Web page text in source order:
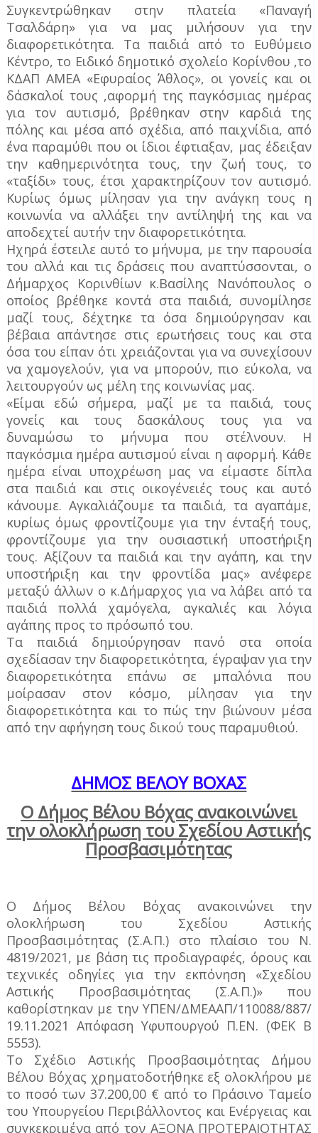
Συγκεντρώθηκαν στην πλατεία «Παναγή
Τσαλδάρη» για να μας μιλήσουν για την
διαφορετικότητα. Τα παιδιά από το Ευθύμειο
Κέντρο, το Ειδικό δημοτικό σχολείο Κορίνθου ,το
ΚΔΑΠ ΑΜΕΑ «Εφυραίος Άθλος», οι γονείς και οι
δάσκαλοί τους ,αφορμή της παγκόσμιας ημέρας
για τον αυτισμό, βρέθηκαν στην καρδιά της
πόλης και μέσα από σχέδια, από παιχνίδια, από
ένα παραμύθι που οι ίδιοι έφτιαξαν, μας έδειξαν
την καθημερινότητα τους, την ζωή τους, το
«ταξίδι» τους, έτσι χαρακτηρίζουν τον αυτισμό.
Κυρίως όμως μίλησαν για την ανάγκη τους η
κοινωνία να αλλάξει την αντίληψή της και να
αποδεχτεί αυτήν την διαφορετικότητα.
Ηχηρά έστειλε αυτό το μήνυμα, με την παρουσία
του αλλά και τις δράσεις που αναπτύσσονται, ο
Δήμαρχος Κορινθίων κ.Βασίλης Νανόπουλος ο
οποίος βρέθηκε κοντά στα παιδιά, συνομίλησε
μαζί τους, δέχτηκε τα όσα δημιούργησαν και
βέβαια απάντησε στις ερωτήσεις τους και στα
όσα του είπαν ότι χρειάζονται για να συνεχίσουν
να χαμογελούν, για να μπορούν, πιο εύκολα, να
λειτουργούν ως μέλη της κοινωνίας μας.
«Είμαι εδώ σήμερα, μαζί με τα παιδιά, τους
γονείς και τους δασκάλους τους για να
δυναμώσω το μήνυμα που στέλνουν. Η
παγκόσμια ημέρα αυτισμού είναι η αφορμή. Κάθε
ημέρα είναι υποχρέωση μας να είμαστε δίπλα
στα παιδιά και στις οικογένειές τους και αυτό
κάνουμε. Αγκαλιάζουμε τα παιδιά, τα αγαπάμε,
κυρίως όμως φροντίζουμε για την ένταξή τους,
φροντίζουμε για την ουσιαστική υποστήριξη
τους. Αξίζουν τα παιδιά και την αγάπη, και την
υποστήριξη και την φροντίδα μας» ανέφερε
μεταξύ άλλων ο κ.Δήμαρχος για να λάβει από τα
παιδιά πολλά χαμόγελα, αγκαλιές και λόγια
αγάπης προς το πρόσωπό του.
Τα παιδιά δημιούργησαν πανό στα οποία
σχεδίασαν την διαφορετικότητα, έγραψαν για την
διαφορετικότητα επάνω σε μπαλόνια που
μοίρασαν στον κόσμο, μίλησαν για την
διαφορετικότητα και το πώς την βιώνουν μέσα
από την αφήγηση τους δικού τους παραμυθιού.
ΔΗΜΟΣ ΒΕΛΟΥ ΒΟΧΑΣ
Ο Δήμος Βέλου Βόχας ανακοινώνει
την ολοκλήρωση του Σχεδίου Αστικής
Προσβασιμότητας
Ο Δήμος Βέλου Βόχας ανακοινώνει την
ολοκλήρωση του Σχεδίου Αστικής
Προσβασιμότητας (Σ.Α.Π.) στο πλαίσιο του Ν.
4819/2021, με βάση τις προδιαγραφές, όρους και
τεχνικές οδηγίες για την εκπόνηση «Σχεδίου
Αστικής Προσβασιμότητας (Σ.Α.Π.)» που
καθορίστηκαν με την ΥΠΕΝ/ΔΜΕΑΑΠ/110088/887/
19.11.2021 Απόφαση Υφυπουργού Π.ΕΝ. (ΦΕΚ Β΄
5553).
Το Σχέδιο Αστικής Προσβασιμότητας Δήμου
Βέλου Βόχας χρηματοδοτήθηκε εξ ολοκλήρου με
το ποσό των 37.200,00 € από το Πράσινο Ταμείο
του Υπουργείου Περιβάλλοντος και Ενέργειας και
συγκεκριμένα από τον ΑΞΟΝΑ ΠΡΟΤΕΡΑΙΟΤΗΤΑΣ